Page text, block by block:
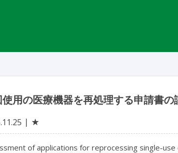
使用の医療機器を再処理する申請書
★
of applications for reprocessing single-